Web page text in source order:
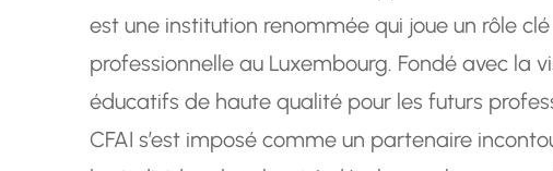
est une institution renommée qui joue un rôle
professionnelle au Luxembourg. Fondé avec la
éducatifs de haute qualité pour les futurs
CFAI s’est imposé comme un partenaire